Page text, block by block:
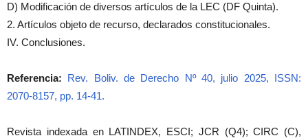
D) Modificación de diversos artículos de la LEC (DF Quinta).
2. Artículos objeto de recurso, declarados constitucionales.
IV. Conclusiones.
Referencia: Rev. Boliv. de Derecho Nº 40, julio 2025, ISSN:
2070-8157, pp. 14-41.
Revista indexada en LATINDEX, ESCI; JCR (Q4); CIRC (C),